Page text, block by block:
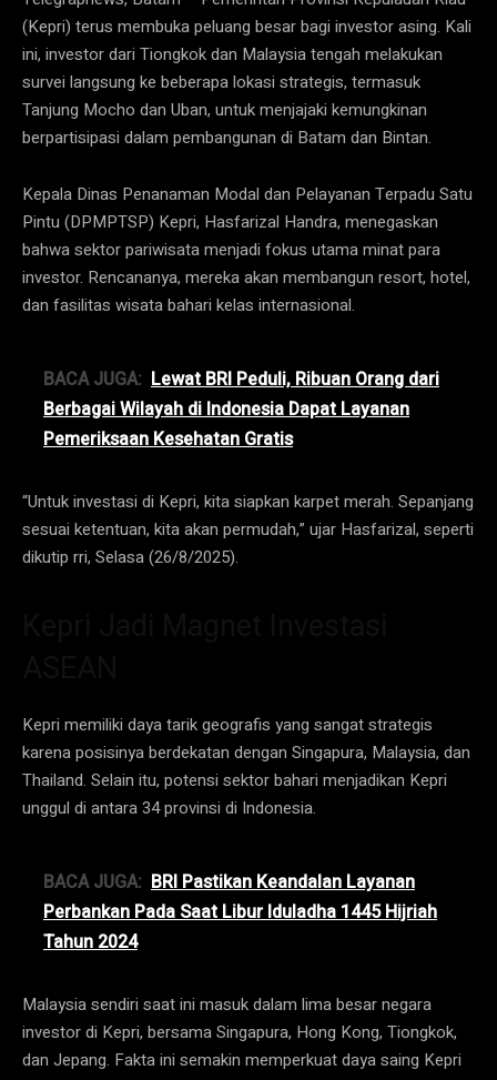
(Kepri) terus membuka peluang besar bagi investor asing. Kali
ini, investor dari Tiongkok dan Malaysia tengah melakukan
survei langsung ke beberapa lokasi strategis, termasuk
Tanjung Mocho dan Uban, untuk menjajaki kemungkinan
berpartisipasi dalam pembangunan di Batam dan Bintan.
Kepala Dinas Penanaman Modal dan Pelayanan Terpadu Satu
Pintu (DPMPTSP) Kepri, Hasfarizal Handra, menegaskan
bahwa sektor pariwisata menjadi fokus utama minat para
investor. Rencananya, mereka akan membangun resort, hotel,
dan fasilitas wisata bahari kelas internasional.
BACA JUGA: Lewat BRI Peduli, Ribuan Orang dari
Berbagai Wilayah di Indonesia Dapat Layanan
Pemeriksaan Kesehatan Gratis
“Untuk investasi di Kepri, kita siapkan karpet merah. Sepanjang
sesuai ketentuan, kita akan permudah,” ujar Hasfarizal, seperti
dikutip rri, Selasa (26/8/2025).
Kepri memiliki daya tarik geografis yang sangat strategis
karena posisinya berdekatan dengan Singapura, Malaysia, dan
Thailand. Selain itu, potensi sektor bahari menjadikan Kepri
unggul di antara 34 provinsi di Indonesia.
BACA JUGA: BRI Pastikan Keandalan Layanan
Perbankan Pada Saat Libur Iduladha 1445 Hijriah
Tahun 2024
Malaysia sendiri saat ini masuk dalam lima besar negara
investor di Kepri, bersama Singapura, Hong Kong, Tiongkok,
dan Jepang. Fakta ini semakin memperkuat daya saing Kepri